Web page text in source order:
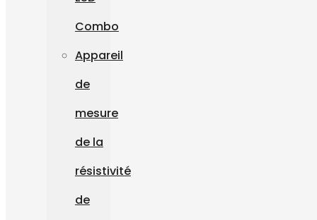
Combo
Appareil
de
mesure
de la
résistivité
de